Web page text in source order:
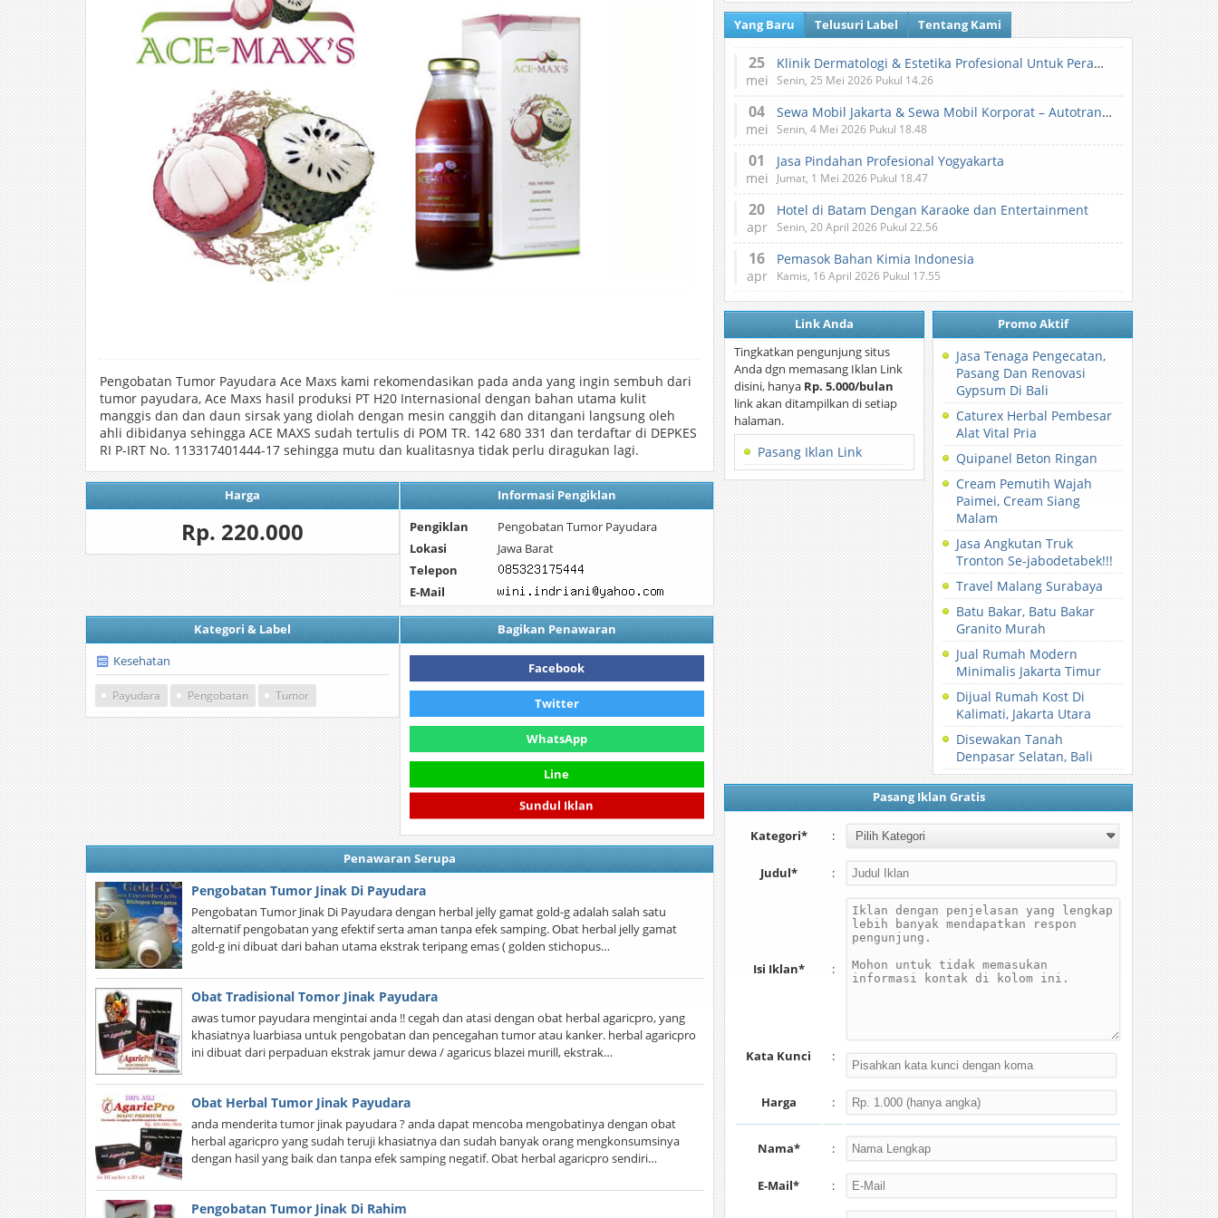
Pengobatan Tumor Payudara Ace Maxs kami rekomendasikan pada anda yang ingin sembuh dari
tumor payudara, Ace Maxs hasil produksi PT H20 Internasional dengan bahan utama kulit
manggis dan dan daun sirsak yang diolah dengan mesin canggih dan ditangani langsung oleh
ahli dibidanya sehingga ACE MAXS sudah tertulis di POM TR. 142 680 331 dan terdaftar di DEPKES
RI P-IRT No. 113317401444-17 sehingga mutu dan kualitasnya tidak perlu diragukan lagi.
Harga
Rp. 220.000
Informasi Pengiklan
Pengiklan
Pengobatan Tumor Payudara
Lokasi
Jawa Barat
Telepon
E-Mail
Kategori & Label
Kesehatan
Payudara Pengobatan Tumor
Bagikan Penawaran
Facebook
Twitter
WhatsApp
Line
Sundul Iklan
Penawaran Serupa
Pengobatan Tumor Jinak Di Payudara
Pengobatan Tumor Jinak Di Payudara dengan herbal jelly gamat gold-g adalah salah satu
alternatif pengobatan yang efektif serta aman tanpa efek samping. Obat herbal jelly gamat
gold-g ini dibuat dari bahan utama ekstrak teripang emas ( golden stichopus…
Obat Tradisional Tomor Jinak Payudara
awas tumor payudara mengintai anda !! cegah dan atasi dengan obat herbal agaricpro, yang
khasiatnya luarbiasa untuk pengobatan dan pencegahan tumor atau kanker. herbal agaricpro
ini dibuat dari perpaduan ekstrak jamur dewa / agaricus blazei murill, ekstrak…
Obat Herbal Tumor Jinak Payudara
anda menderita tumor jinak payudara ? anda dapat mencoba mengobatinya dengan obat
herbal agaricpro yang sudah teruji khasiatnya dan sudah banyak orang mengkonsumsinya
dengan hasil yang baik dan tanpa efek samping negatif. Obat herbal agaricpro sendiri…
Pengobatan Tumor Jinak Di Rahim
Yang Baru Telusuri Label Tentang Kami
25
mei
Klinik Dermatologi & Estetika Profesional Untuk Perawatan Kulit dan Kecantikan
Senin, 25 Mei 2026 Pukul 14.26
04
mei
Sewa Mobil Jakarta & Sewa Mobil Korporat – Autotranz Indonesia
Senin, 4 Mei 2026 Pukul 18.48
01
mei
Jasa Pindahan Profesional Yogyakarta
Jumat, 1 Mei 2026 Pukul 18.47
20
apr
Hotel di Batam Dengan Karaoke dan Entertainment
Senin, 20 April 2026 Pukul 22.56
16
apr
Pemasok Bahan Kimia Indonesia
Kamis, 16 April 2026 Pukul 17.55
Link Anda
Tingkatkan pengunjung situs
Anda dgn memasang Iklan Link
disini, hanya Rp. 5.000/bulan
link akan ditampilkan di setiap
halaman.
Pasang Iklan Link
Promo Aktif
Jasa Tenaga Pengecatan,
Pasang Dan Renovasi
Gypsum Di Bali
Caturex Herbal Pembesar
Alat Vital Pria
Quipanel Beton Ringan
Cream Pemutih Wajah
Paimei, Cream Siang
Malam
Jasa Angkutan Truk
Tronton Se-jabodetabek!!!
Travel Malang Surabaya
Batu Bakar, Batu Bakar
Granito Murah
Jual Rumah Modern
Minimalis Jakarta Timur
Dijual Rumah Kost Di
Kalimati, Jakarta Utara
Disewakan Tanah
Denpasar Selatan, Bali
Pasang Iklan Gratis
Kategori* :
Judul* :
Isi Iklan* :
Kata Kunci :
Harga :
Nama* :
E-Mail* :